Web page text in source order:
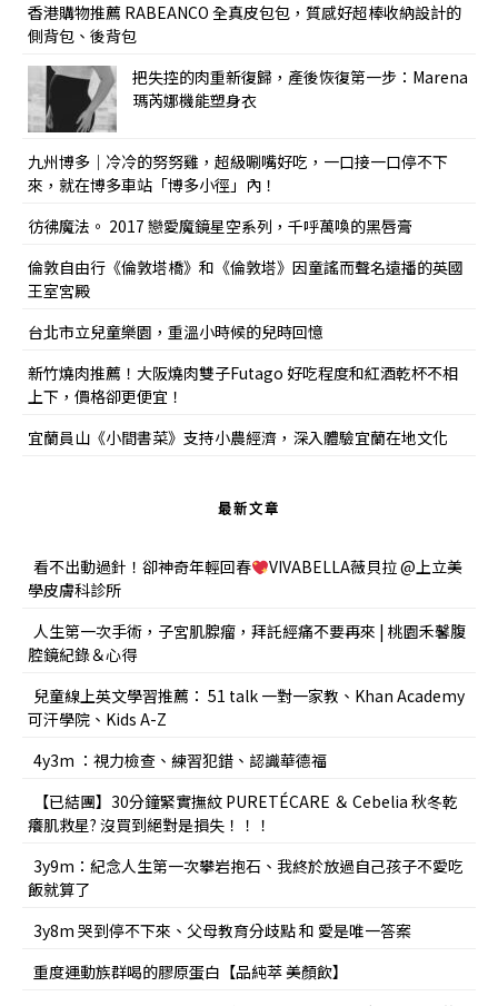
香港購物推薦 RABEANCO 全真皮包包，質感好超棒收納設計的
側背包、後背包
把失控的肉重新復歸，產後恢復第一步：Marena
瑪芮娜機能塑身衣
九州博多｜冷冷的努努雞，超級唰嘴好吃，一口接一口停不下
來，就在博多車站「博多小徑」內！
彷彿魔法。 2017 戀愛魔鏡星空系列，千呼萬喚的黑唇膏
倫敦自由行《倫敦塔橋》和《倫敦塔》因童謠而聲名遠播的英國
王室宮殿
台北市立兒童樂園，重溫小時候的兒時回憶
新竹燒肉推薦！大阪燒肉雙子Futago 好吃程度和紅酒乾杯不相
上下，價格卻更便宜！
宜蘭員山《小間書菜》支持小農經濟，深入體驗宜蘭在地文化
最新文章
看不出動過針！卻神奇年輕回春
VIVABELLA薇貝拉 @上立美
學皮膚科診所
人生第一次手術，子宮肌腺瘤，拜託經痛不要再來 | 桃園禾馨腹
腔鏡紀錄＆心得
兒童線上英文學習推薦： 51 talk 一對一家教、Khan Academy
可汗學院、Kids A-Z
4y3m ：視力檢查、練習犯錯、認識華德福
【已結團】30分鐘緊實撫紋 PURETÉCARE ＆ Cebelia 秋冬乾
癢肌救星? 沒買到絕對是損失！！！
3y9m：紀念人生第一次攀岩抱石、我終於放過自己孩子不愛吃
飯就算了
3y8m 哭到停不下來、父母教育分歧點 和 愛是唯一答案
重度運動族群喝的膠原蛋白【品純萃 美顏飲】